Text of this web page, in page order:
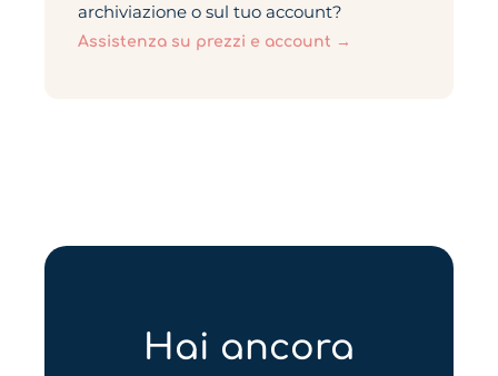
archiviazione o sul tuo account?
Assistenza su prezzi e account →
Hai ancora